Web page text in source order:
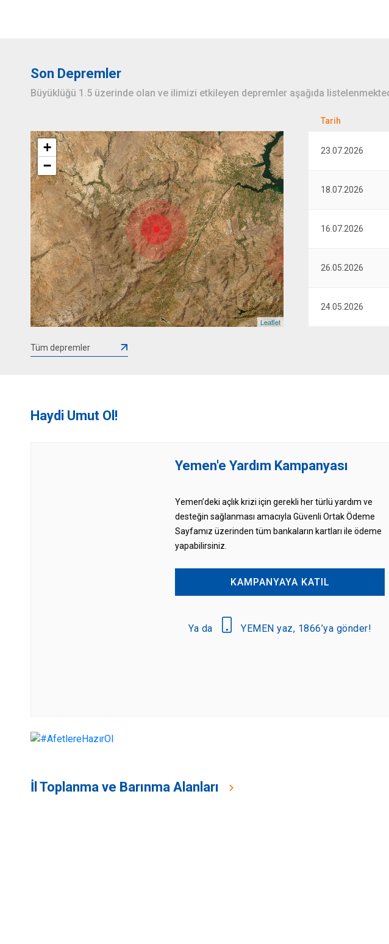
Son Depremler
Büyüklüğü 1.5 üzerinde olan ve ilimizi etkileyen depremler aşağıda
+
−
Leaflet
23.07.2026
18.07.2026
16.07.2026
26.05.2026
24.05.2026
Tüm depremler
Haydi Umut Ol!
Yemen'e Yardım Kampanyası
Yemen’deki açlık krizi için gerekli her türlü yardım ve
desteğin sağlanması amacıyla Güvenli Ortak Ödeme
Sayfamız üzerinden tüm bankaların kartları ile ödeme
yapabilirsiniz.
KAMPANYAYA KATIL
Ya da YEMEN yaz, 1866’ya gönder!
İl Toplanma ve Barınma Alanları